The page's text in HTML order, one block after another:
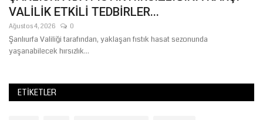
VALİLİK ETKİLİ TEDBİRLER...
Ağustos 4, 2026 0
Şanlıurfa Valiliği tarafından, yaklaşan fıstık hasat sezonunda
yaşanabilecek hırsızlık...
ETIKETLER